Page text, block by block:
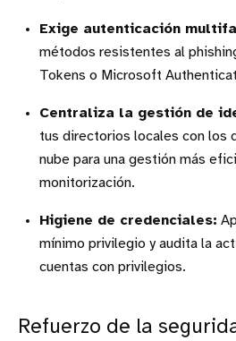
Exige autenticación
métodos resistentes al
Tokens o Microsoft
Centraliza la gestión de
tus directorios locales con los
nube para una gestión más
monitorización.
Higiene de credenciales:
mínimo privilegio y audita la
cuentas con privilegios.
Refuerzo de la